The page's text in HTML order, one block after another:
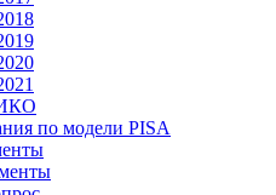
по модели PISA